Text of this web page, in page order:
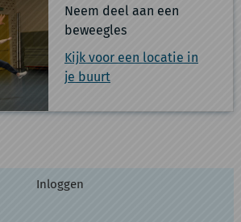
Neem deel aan een
beweegles
Kijk voor een locatie in
je buurt
Inloggen